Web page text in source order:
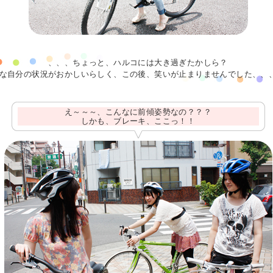
、、、ちょっと、ハルコには大き過ぎたかしら？
自分の状況がおかしいらしく、この後、笑いが止まりませんでした、、
え～～～、こんなに前傾姿勢なの？？？
しかも、ブレーキ、ここっ！！